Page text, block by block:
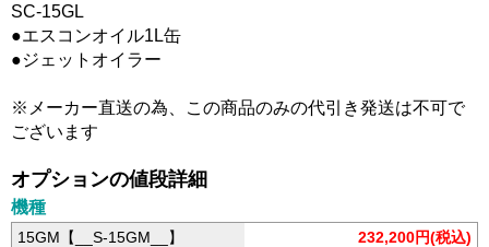
SC-15GL
●エスコンオイル1L缶
●ジェットオイラー
※メーカー直送の為、この商品のみの代引き発送は不可で
ございます
オプションの値段詳細
機種
15GM【__S-15GM__】
232,200円(税込)